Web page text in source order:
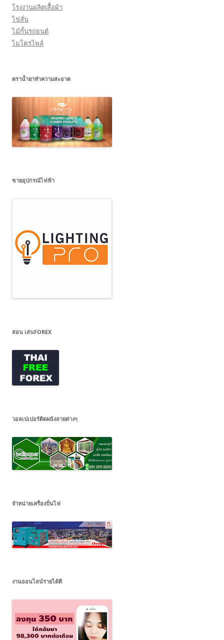
โรงงานผลิตเสื้อผ้า
ไข่สั่น
ไม้กั้นรถยนต์
ไมโครไพล์
ตราน้ำยาทำความสะอาด
ขายอุปกรณ์ไฟฟ้า
สอน เล่นFOREX
วอลเปเปอร์ติดผนังลายต่างๆ
จำหน่ายเครื่องปั่นไฟ
งานออนไลน์รายได้ดี